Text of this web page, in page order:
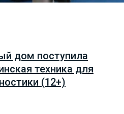
дом поступила
техника для
(12+)